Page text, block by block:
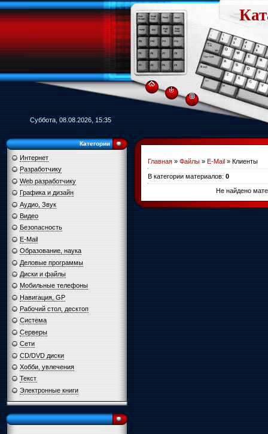
Суббота, 08.08.2026, 15:35
Категории
Интернет
Разработчику
Web разработчику
Графика и дизайн
Аудио, Звук
Видео
Безопасность
E-Mail
Образование, наука
Деловые программы
Диски и файлы
Мобильные телефоны
Навигация, GP
Рабочий стол, десктоп
Система
Серверы
Сети
CD/DVD диски
Хобби, увлечения
Текст
Электронные книги
Главная » Файлы » E-Mail » Клиенты
В категории материалов: 0
Не найдено